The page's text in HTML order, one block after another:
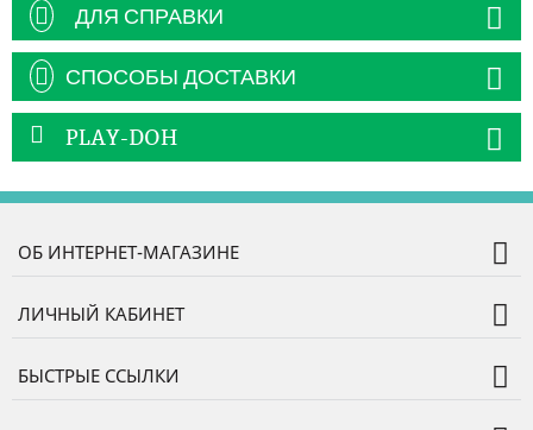
ДЛЯ СПРАВКИ
СПОСОБЫ ДОСТАВКИ
PLAY-DOH
ОБ ИНТЕРНЕТ-МАГАЗИНЕ
ЛИЧНЫЙ КАБИНЕТ
БЫСТРЫЕ ССЫЛКИ